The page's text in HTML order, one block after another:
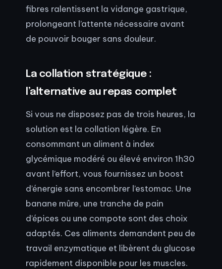
fibres ralentissent la vidange gastrique,
prolongeant l’attente nécessaire avant
de pouvoir bouger sans douleur.
La collation stratégique :
l’alternative au repas complet
Si vous ne disposez pas de trois heures, la
solution est la collation légère. En
consommant un aliment à index
glycémique modéré ou élevé environ 1h30
avant l’effort, vous fournissez un boost
d’énergie sans encombrer l’estomac. Une
banane mûre, une tranche de pain
d’épices ou une compote sont des choix
adaptés. Ces aliments demandent peu de
travail enzymatique et libèrent du glucose
rapidement disponible pour les muscles.